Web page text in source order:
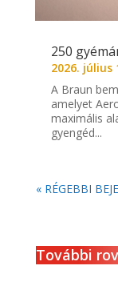
250
2026. július
A Braun
amelyet
maximális
gyengéd...
« RÉGEBBI
További